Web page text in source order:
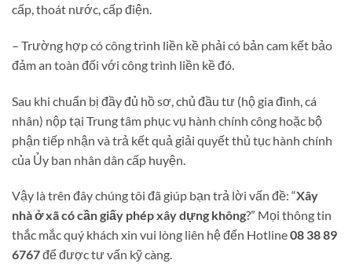
cấp, thoát nước, cấp điện.
– Trường hợp có công trình liền kề phải có bản cam kết bảo
đảm an toàn đối với công trình liền kề đó.
Sau khi chuẩn bị đầy đủ hồ sơ, chủ đầu tư (hộ gia đình, cá
nhân) nộp tại Trung tâm phục vụ hành chính công hoặc bộ
phận tiếp nhận và trả kết quả giải quyết thủ tục hành chính
của Ủy ban nhân dân cấp huyện.
Vậy là trên đây chúng tôi đã giúp bạn trả lời vấn đề: “Xây
nhà ở xã có cần giấy phép xây dựng không?” Mọi thông tin
thắc mắc quý khách xin vui lòng liên hệ đến Hotline08 38 89
6767để được tư vấn kỹ càng.